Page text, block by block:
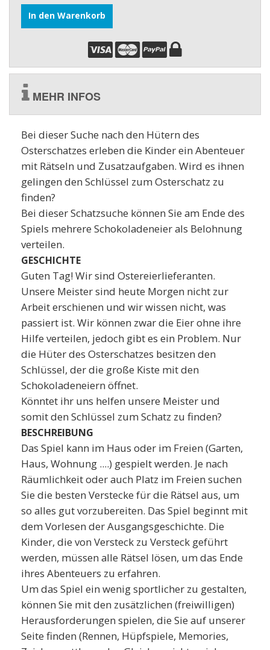
In den Warenkorb
MEHR INFOS
Bei dieser Suche nach den Hütern des
Osterschatzes erleben die Kinder ein Abenteuer
mit Rätseln und Zusatzaufgaben. Wird es ihnen
gelingen den Schlüssel zum Osterschatz zu
finden?
Bei dieser Schatzsuche können Sie am Ende des
Spiels mehrere Schokoladeneier als Belohnung
verteilen.
GESCHICHTE
Guten Tag! Wir sind Ostereierlieferanten.
Unsere Meister sind heute Morgen nicht zur
Arbeit erschienen und wir wissen nicht, was
passiert ist. Wir können zwar die Eier ohne ihre
Hilfe verteilen, jedoch gibt es ein Problem. Nur
die Hüter des Osterschatzes besitzen den
Schlüssel, der die große Kiste mit den
Schokoladeneiern öffnet.
Könntet ihr uns helfen unsere Meister und
somit den Schlüssel zum Schatz zu finden?
BESCHREIBUNG
Das Spiel kann im Haus oder im Freien (Garten,
Haus, Wohnung ....) gespielt werden. Je nach
Räumlichkeit oder auch Platz im Freien suchen
Sie die besten Verstecke für die Rätsel aus, um
so alles gut vorzubereiten. Das Spiel beginnt mit
dem Vorlesen der Ausgangsgeschichte. Die
Kinder, die von Versteck zu Versteck geführt
werden, müssen alle Rätsel lösen, um das Ende
ihres Abenteuers zu erfahren.
Um das Spiel ein wenig sportlicher zu gestalten,
können Sie mit den zusätzlichen (freiwilligen)
Herausforderungen spielen, die Sie auf unserer
Seite finden (Rennen, Hüpfspiele, Memories,